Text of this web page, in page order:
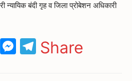
न्यायिक बंदी गृह व जिला प्रोबेशन अधिकारी
EmailMessenger
Telegram
Share